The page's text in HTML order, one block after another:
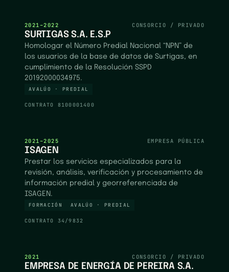
2021–2022 CONSORCIO / PRIVADO
SURTIGAS S.A. E.S.P
Homologar el Número Predial Nacional “NPN” de
los usuarios de la base de datos de Surtigas, en
cumplimiento de la Resolución SSPD
20192000034975.
AVALÚO · PREDIAL
CONTRATO 8100001400
2021–2025 EMPRESA PÚBLICA
ISAGEN
Prestar los servicios especializados para la
revisión, análisis, verificación y procesamiento de
información predial y georreferenciada de
ISAGEN.
FORMACIÓN AVALÚO · PREDIAL
CONTRATO 34/9832
2021 CONSORCIO / PRIVADO
EMPRESA DE ENERGÍA DE PEREIRA S.A.